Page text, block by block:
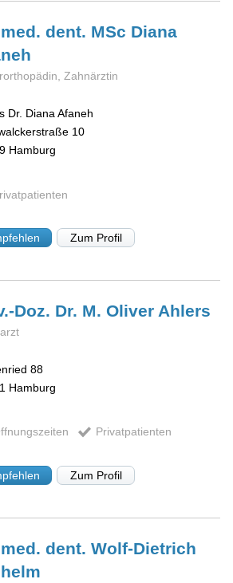
dent. MSc Diana
Zahnärztin
Dr. Diana Afaneh
10
Hamburg
Zum Profil
Doz. Dr. M. Oliver Ahlers
88
Hamburg
Privatpatienten
Zum Profil
dent. Wolf-Dietrich